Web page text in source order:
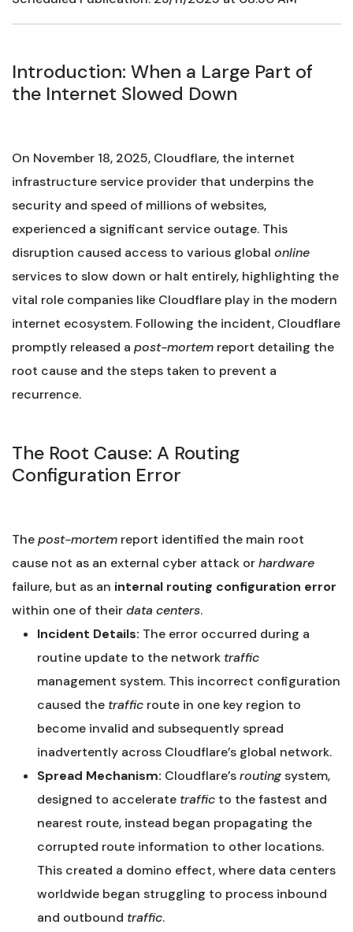
Introduction: When a Large Part of
the Internet Slowed Down
On November 18, 2025, Cloudflare, the internet
infrastructure service provider that underpins the
security and speed of millions of websites,
experienced a significant service outage. This
disruption caused access to various global online
services to slow down or halt entirely, highlighting the
vital role companies like Cloudflare play in the modern
internet ecosystem. Following the incident, Cloudflare
promptly released a post-mortem report detailing the
root cause and the steps taken to prevent a
recurrence.
The Root Cause: A Routing
Configuration Error
Thepost-mortem report identified the main root
cause not as an external cyber attack orhardware
failure, but as an internal routing configuration error
within one of theirdata centers.
Incident Details: The error occurred during a
routine update to the network traffic
management system. This incorrect configuration
caused the traffic route in one key region to
become invalid and subsequently spread
inadvertently across Cloudflare’s global network.
Spread Mechanism: Cloudflare’sroutingsystem,
designed to accelerate traffic to the fastest and
nearest route, instead began propagating the
corrupted route information to other locations.
This created a domino effect, where data centers
worldwide began struggling to process inbound
and outbound traffic.